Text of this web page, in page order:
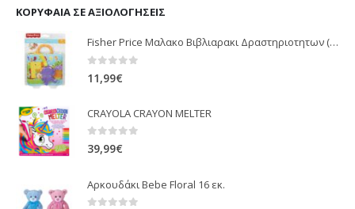
ΚΟΡΥΦΑΊΑ ΣΕ ΑΞΙΟΛΟΓΉΣΕΙΣ
Fisher Price Μαλακο Βιβλιαρακι Δραστηριοτητων (FGJ40)
11,99€
CRAYOLA CRAYON MELTER
0 out of 5
39,99€
Αρκουδάκι Bebe Floral 16 εκ.